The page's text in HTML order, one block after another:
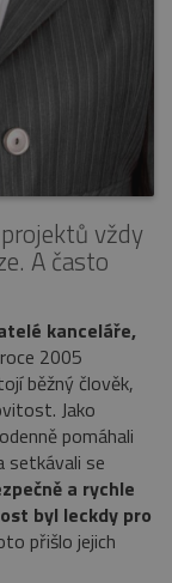
vždy
A často
kanceláře,
2005
běžný člověk,
Jako
pomáhali
setkávali se
a rychle
byl leckdy pro
přišlo jejich